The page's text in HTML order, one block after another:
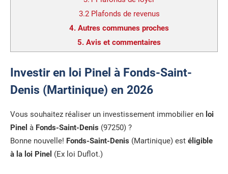
3.2 Plafonds de revenus
4. Autres communes proches
5. Avis et commentaires
Investir en loi Pinel à Fonds-Saint-
Denis (Martinique) en 2026
Vous souhaitez réaliser un investissement immobilier en loi
Pinel à Fonds-Saint-Denis (97250) ?
Bonne nouvelle! Fonds-Saint-Denis (Martinique) est éligible
à la loi Pinel (Ex loi Duflot.)